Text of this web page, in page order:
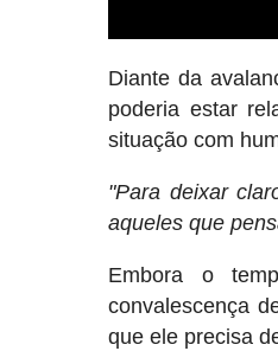
Diante da
poderia estar
situação com
"Para deixar
aqueles que
Embora o
convalescença
que ele precisa